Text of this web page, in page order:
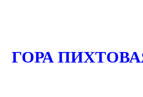
ГОРА